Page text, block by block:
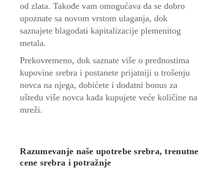
od zlata. Takođe vam omogućava da se dobro
upoznate sa novom vrstom ulaganja, dok
saznajete blagodati kapitalizacije plemenitog
metala.
Prekovremeno, dok saznate više o prednostima
kupovine srebra i postanete prijatniji u trošenju
novca na njega, dobićete i dodatni bonus za
uštedu više novca kada kupujete veće količine na
mreži.
Razumevanje naše upotrebe srebra, trenutne
cene srebra i potražnje